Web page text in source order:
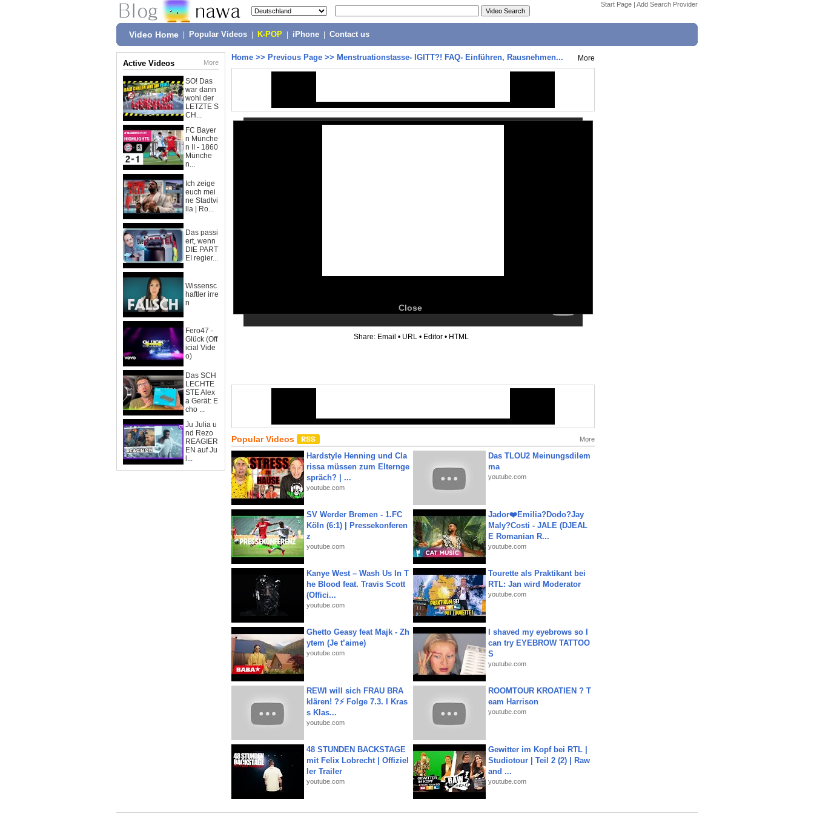
Start Page | Add Search Provider
Video Home Popular Videos K-POP iPhone Contact us
Active Videos More
SO! Das
war dann
wohl der
LETZTE S
CH...
FC Bayer
n Münche
n II - 1860
Münche
n...
Ich zeige
euch mei
ne Stadtvi
lla | Ro...
Das passi
ert, wenn
DIE PART
EI regier...
Wissensc
haftler irre
n
Fero47 -
Glück (Off
icial Vide
o)
Das SCH
LECHTE
STE Alex
a Gerät: E
cho ...
Ju Julia u
nd Rezo
REAGIER
EN auf Ju
l...
Home >> Previous Page >> Menstruationstasse- IGITT?! FAQ- Einführen, Rausnehmen... More
Close
Share: Email • URL • Editor • HTML
Popular Videos More
Hardstyle Henning und Cla
rissa müssen zum Elternge
spräch? | ...
youtube.com
Das TLOU2 Meinungsdilem
ma
youtube.com
SV Werder Bremen - 1.FC
Köln (6:1) | Pressekonferen
z
youtube.com
Jador❤️Emilia?Dodo?Jay
Maly?Costi - JALE (DJEAL
E Romanian R...
youtube.com
Kanye West – Wash Us In T
he Blood feat. Travis Scott
(Offici...
youtube.com
Tourette als Praktikant bei
RTL: Jan wird Moderator
youtube.com
Ghetto Geasy feat Majk - Zh
ytem (Je t’aime)
youtube.com
I shaved my eyebrows so I
can try EYEBROW TATTOO
S
youtube.com
REWI will sich FRAU BRA
klären! ?⚡️ Folge 7.3. I Kras
s Klas...
youtube.com
ROOMTOUR KROATIEN ? T
eam Harrison
youtube.com
48 STUNDEN BACKSTAGE
mit Felix Lobrecht | Offiziel
ler Trailer
youtube.com
Gewitter im Kopf bei RTL |
Studiotour | Teil 2 (2) | Raw
and ...
youtube.com